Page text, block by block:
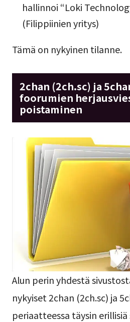
hallinnoi “Loki
(Filippiinien yritys)
Tämä on nykyinen tilanne.
2chan (2ch.sc) ja
foorumien
poistaminen
Alun perin yhdestä
nykyiset 2chan (2ch.sc) ja
periaatteessa täysin erillisiä